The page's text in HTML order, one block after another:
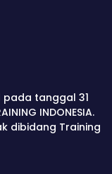
tanggal 31
INDONESIA.
dibidang Training